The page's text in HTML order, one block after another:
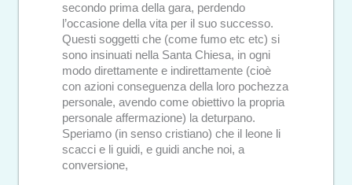
secondo prima della gara, perdendo
l’occasione della vita per il suo successo.
Questi soggetti che (come fumo etc etc) si
sono insinuati nella Santa Chiesa, in ogni
modo direttamente e indirettamente (cioè
con azioni conseguenza della loro pochezza
personale, avendo come obiettivo la propria
personale affermazione) la deturpano.
Speriamo (in senso cristiano) che il leone li
scacci e li guidi, e guidi anche noi, a
conversione,